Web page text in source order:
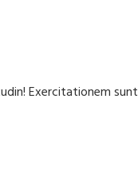
Exercitationem sunt